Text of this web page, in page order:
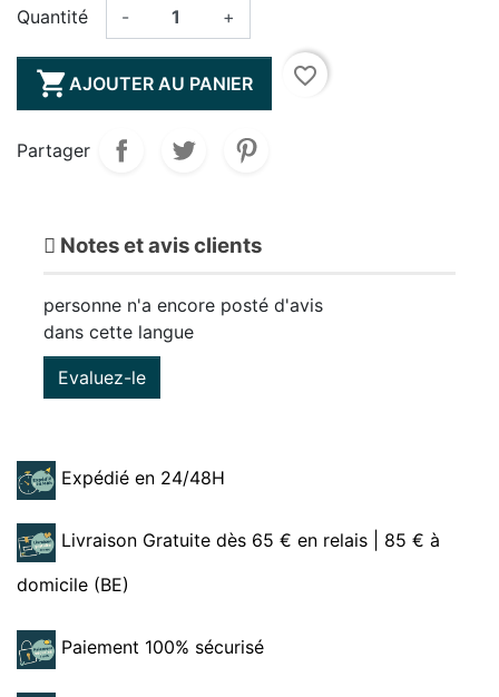
Quantité - +
AJOUTER AU PANIER favorite_border
Partager
Notes et avis clients
personne n'a encore posté d'avis
dans cette langue
Evaluez-le
Expédié en 24/48H
Livraison Gratuite dès 65 € en relais | 85 € à
domicile (BE)
Paiement 100% sécurisé